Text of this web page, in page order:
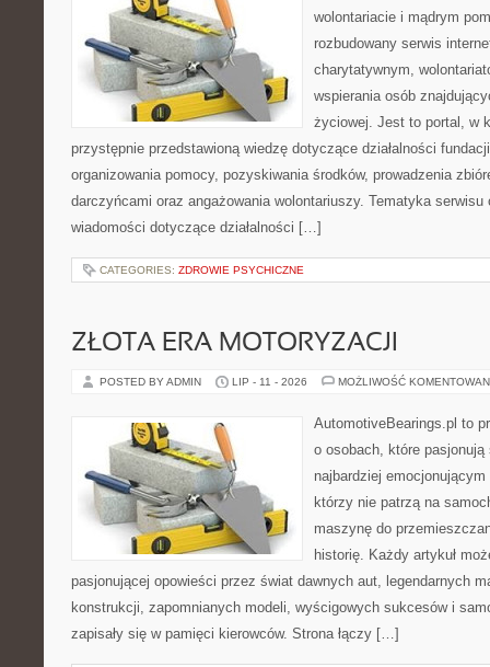
wolontariacie i mądrym
rozbudowany serwis
charytatywnym,
wspierania osób
życiowej. Jest to portal, w
przystępnie przedstawioną wiedzę dotyczące działalności
organizowania pomocy, pozyskiwania środków, prowadzenia
darczyńcami oraz angażowania wolontariuszy. Tematyka
wiadomości dotyczące działalności […]
CATEGORIES: ZDROWIE PSYCHICZNE
ZŁOTA ERA MOTORYZACJI
POSTED BY ADMIN LIP - 11 - 2026 MOŻLIWOŚĆ
AutomotiveBearings.pl to
o osobach, które
najbardziej
którzy nie patrzą na
maszynę do
historię. Każdy artykuł
pasjonującej opowieści przez świat dawnych aut, legendarnych
konstrukcji, zapomnianych modeli, wyścigowych sukcesów i
zapisały się w pamięci kierowców. Strona łączy […]